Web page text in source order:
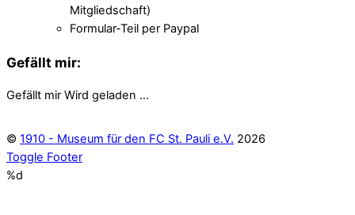
Mitgliedschaft)
Formular-Teil per Paypal
Gefällt mir:
Gefällt mir Wird geladen …
© 1910 - Museum für den FC St. Pauli e.V. 2026
Toggle Footer
%d